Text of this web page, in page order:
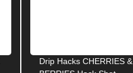
Drip Hacks CHERRIES &